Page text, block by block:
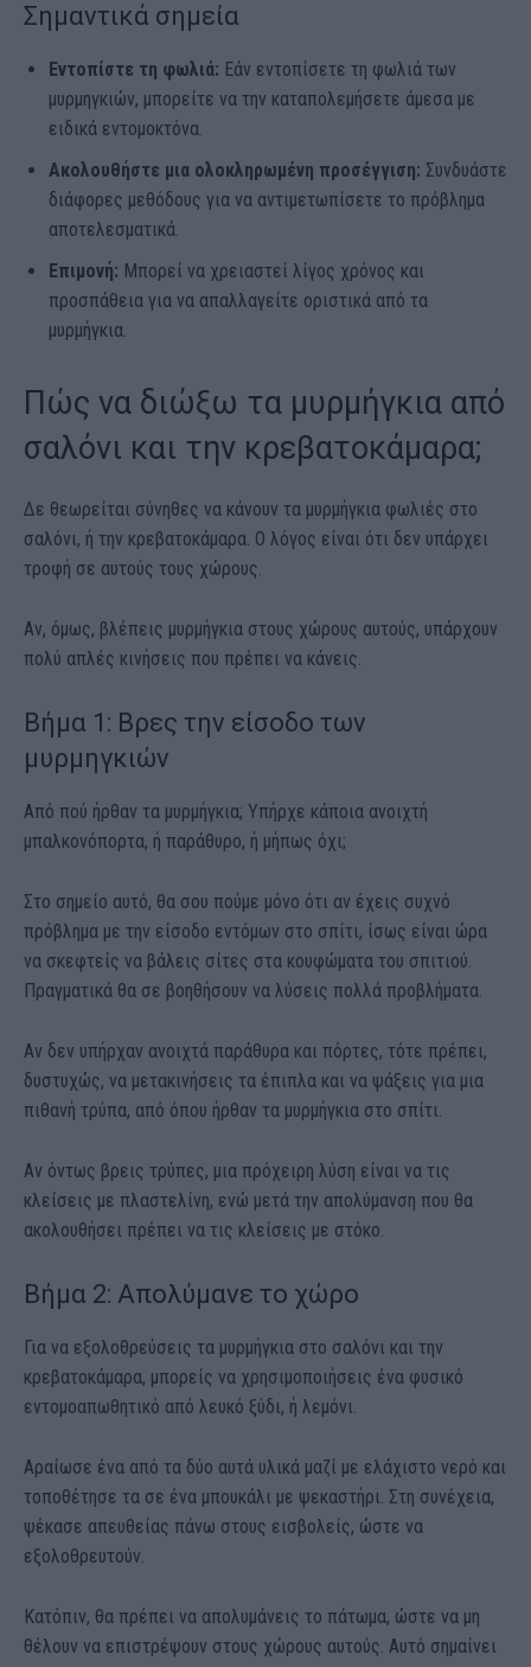
Σημαντικά σημεία
Εντοπίστε τη φωλιά: Εάν εντοπίσετε τη φωλιά των
μυρμηγκιών, μπορείτε να την καταπολεμήσετε άμεσα με
ειδικά εντομοκτόνα.
Ακολουθήστε μια ολοκληρωμένη προσέγγιση: Συνδυάστε
διάφορες μεθόδους για να αντιμετωπίσετε το πρόβλημα
αποτελεσματικά.
Επιμονή: Μπορεί να χρειαστεί λίγος χρόνος και
προσπάθεια για να απαλλαγείτε οριστικά από τα
μυρμήγκια.
Πώς να διώξω τα μυρμήγκια από
σαλόνι και την κρεβατοκάμαρα;
Δε θεωρείται σύνηθες να κάνουν τα μυρμήγκια φωλιές στο
σαλόνι, ή την κρεβατοκάμαρα. Ο λόγος είναι ότι δεν υπάρχει
τροφή σε αυτούς τους χώρους.
Αν, όμως, βλέπεις μυρμήγκια στους χώρους αυτούς, υπάρχουν
πολύ απλές κινήσεις που πρέπει να κάνεις.
Βήμα 1: Βρες την είσοδο των
μυρμηγκιών
Από πού ήρθαν τα μυρμήγκια; Υπήρχε κάποια ανοιχτή
μπαλκονόπορτα, ή παράθυρο, ή μήπως όχι;
Στο σημείο αυτό, θα σου πούμε μόνο ότι αν έχεις συχνό
πρόβλημα με την είσοδο εντόμων στο σπίτι, ίσως είναι ώρα
να σκεφτείς να βάλεις σίτες στα κουφώματα του σπιτιού.
Πραγματικά θα σε βοηθήσουν να λύσεις πολλά προβλήματα.
Αν δεν υπήρχαν ανοιχτά παράθυρα και πόρτες, τότε πρέπει,
δυστυχώς, να μετακινήσεις τα έπιπλα και να ψάξεις για μια
πιθανή τρύπα, από όπου ήρθαν τα μυρμήγκια στο σπίτι.
Αν όντως βρεις τρύπες, μια πρόχειρη λύση είναι να τις
κλείσεις με πλαστελίνη, ενώ μετά την απολύμανση που θα
ακολουθήσει πρέπει να τις κλείσεις με στόκο.
Βήμα 2: Απολύμανε το χώρο
Για να εξολοθρεύσεις τα μυρμήγκια στο σαλόνι και την
κρεβατοκάμαρα, μπορείς να χρησιμοποιήσεις ένα φυσικό
εντομοαπωθητικό από λευκό ξύδι, ή λεμόνι.
Αραίωσε ένα από τα δύο αυτά υλικά μαζί με ελάχιστο νερό και
τοποθέτησε τα σε ένα μπουκάλι με ψεκαστήρι. Στη συνέχεια,
ψέκασε απευθείας πάνω στους εισβολείς, ώστε να
εξολοθρευτούν.
Κατόπιν, θα πρέπει να απολυμάνεις το πάτωμα, ώστε να μη
θέλουν να επιστρέψουν στους χώρους αυτούς. Αυτό σημαίνει